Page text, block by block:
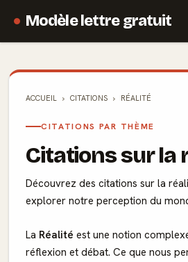
Modèle lettre gratuit
ACCUEIL CITATIONS RÉALITÉ
CITATIONS PAR THÈME
Citations sur la
Découvrez des citations sur la
explorer notre perception du
La Réalité est une notion
réflexion et débat. Ce que nous